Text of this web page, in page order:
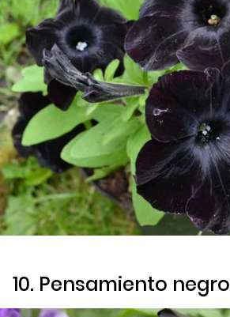
10. Pensamiento negro